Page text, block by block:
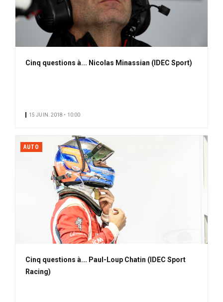
Cinq questions à... Nicolas Minassian (IDEC Sport)
15 JUIN. 2018 • 10:00
AUTO
Cinq questions à... Paul-Loup Chatin (IDEC Sport
Racing)